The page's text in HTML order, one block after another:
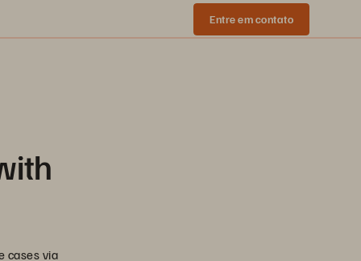
Entre em contato
cases via